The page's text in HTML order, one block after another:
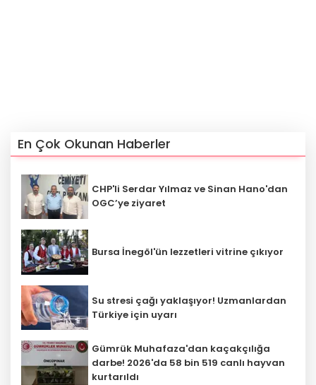
En Çok Okunan Haberler
CHP'li Serdar Yılmaz ve Sinan Hano'dan
OGC’ye ziyaret
Bursa İnegöl'ün lezzetleri vitrine çıkıyor
Su stresi çağı yaklaşıyor! Uzmanlardan
Türkiye için uyarı
Gümrük Muhafaza'dan kaçakçılığa
darbe! 2026'da 58 bin 519 canlı hayvan
kurtarıldı